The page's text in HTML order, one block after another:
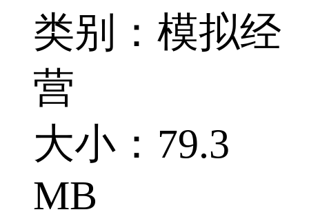
类别：模拟经
营
大小：79.3
MB